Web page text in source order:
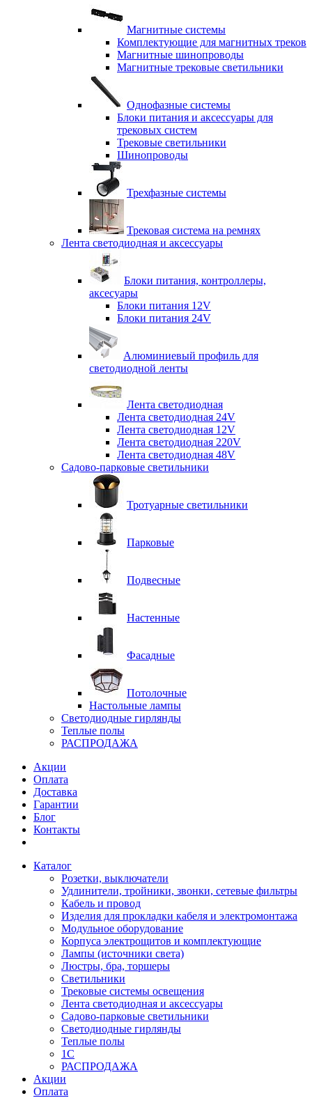
Магнитные системы
Комплектующие для магнитных треков
Магнитные шинопроводы
Магнитные трековые светильники
Однофазные системы
Блоки питания и аксессуары для
трековых систем
Трековые светильники
Шинопроводы
Трехфазные системы
Трековая система на ремнях
Лента светодиодная и аксессуары
Блоки питания, контроллеры,
аксесуары
Блоки питания 12V
Блоки питания 24V
Алюминиевый профиль для
светодиодной ленты
Лента светодиодная
Лента светодиодная 24V
Лента светодиодная 12V
Лента светодиодная 220V
Лента светодиодная 48V
Садово-парковые светильники
Тротуарные светильники
Парковые
Подвесные
Настенные
Фасадные
Потолочные
Настольные лампы
Светодиодные гирлянды
Теплые полы
РАСПРОДАЖА
Акции
Оплата
Доставка
Гарантии
Блог
Контакты
Каталог
Розетки, выключатели
Удлинители, тройники, звонки, сетевые фильтры
Кабель и провод
Изделия для прокладки кабеля и электромонтажа
Модульное оборудование
Корпуса электрощитов и комплектующие
Лампы (источники света)
Люстры, бра, торшеры
Светильники
Трековые системы освещения
Лента светодиодная и аксессуары
Садово-парковые светильники
Светодиодные гирлянды
Теплые полы
1С
РАСПРОДАЖА
Акции
Оплата